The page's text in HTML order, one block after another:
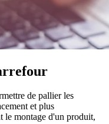
de pallier les
et plus
le montage d'un produit,